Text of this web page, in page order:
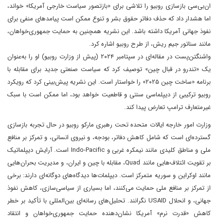
ان‌بی‌سی بازسازی روبیو را تلاشی برای «بازتصور سیاست خارجی آمریکا» خواند،
اما هشدار داد که حذف دفاتر حقوق بشر و تنوع ممکن است پیامدهای منفی برای
نفوذ جهانی آمریکا داشته باشد. این نشریه همچنین به حمایت جمهوری‌خواهان،
مانند سناتور جیم ریش، از طرح روبیو اشاره کرد.
واشنگتن‌پست در مقاله‌ای در سپتامبر ۲۰۲۴ (پیش از وزارت روبیو) او را به‌عنوان
یک «تندرو در قبال چین» توصیف کرد که سیاست صنعتی جدید برای مقابله با
برنامه «ساخت چین ۲۰۲۵» را خواستار است. این نشریه پیش‌بینی کرد که رویکرد
روبیو ترکیبی از دیپلماسی سنتی و قاطعیت خواهد بود، اما ممکن است با سبک
غیرمتعارف ترامپ تعارض پیدا کند.
وزارت امور خارجه ایالات متحده تحت رهبری مارکو روبیو در حال تجربه بازسازی
گسترده‌ای است که شامل کاهش دفاتر، بودجه، و نیروی انسانی، و تمرکز بر منافع
ملی و مناطق کلیدی مانند نیمکره غربی و Indo-Pacific است. آرایش دیپلماتیک
بر تقویت ائتلاف‌هایی مانند Quad، مقابله با چین و ایران، و مدیریت بحران‌هایی
مانند اوکراین و سوریه متمرکز است. دیپلمات‌ها دیدگاه‌های دوگانه‌ای دارند: برخی
از تمرکز بر منافع ملی حمایت می‌کنند، اما بسیاری از سیاسی‌سازی، کاهش نفوذ
جهانی، و انحلال USAID نگرانند. تحلیل‌های رسانه‌ای بین‌المللی با تأکید بر خطر
کاهش «قدرت نرم» آمریکا نشان‌دهنده حمایت جمهوری‌خواهان و انتقاد